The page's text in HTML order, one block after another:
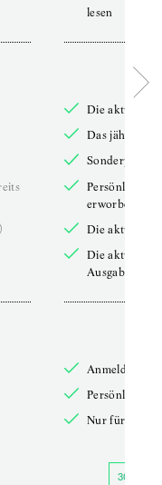
lesen
Die aktuelle
Das jährliche
Persönliches
erworbenen
Die aktuelle
Die aktuelle
Ausgabe
Anmelden
Persönliche
Nur für
30 TAGE